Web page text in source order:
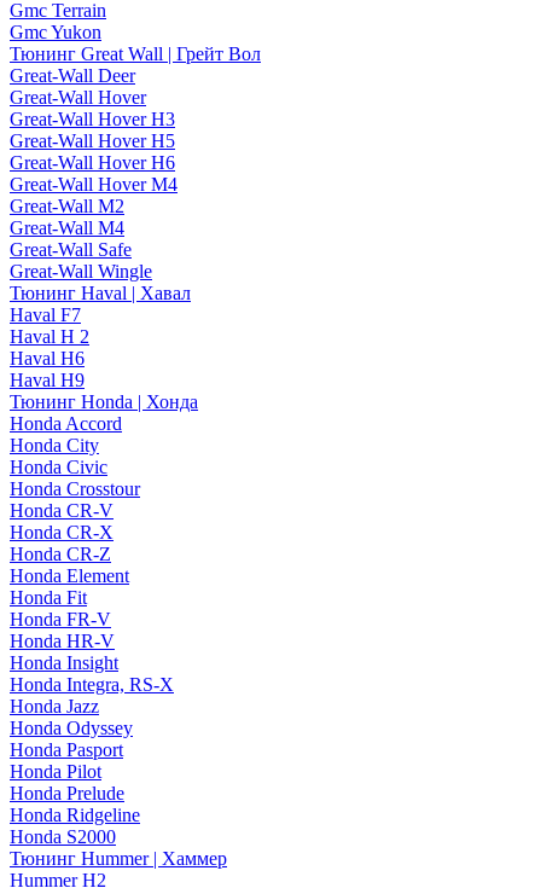
Gmc Terrain
Gmc Yukon
Тюнинг Great Wall | Грейт Вол
Great-Wall Deer
Great-Wall Hover
Great-Wall Hover H3
Great-Wall Hover H5
Great-Wall Hover H6
Great-Wall Hover M4
Great-Wall M2
Great-Wall M4
Great-Wall Safe
Great-Wall Wingle
Тюнинг Haval | Хавал
Haval F7
Haval H 2
Haval H6
Haval H9
Тюнинг Honda | Хонда
Honda Accord
Honda City
Honda Civic
Honda Crosstour
Honda CR-V
Honda CR-X
Honda CR-Z
Honda Element
Honda Fit
Honda FR-V
Honda HR-V
Honda Insight
Honda Integra, RS-X
Honda Jazz
Honda Odyssey
Honda Pasport
Honda Pilot
Honda Prelude
Honda Ridgeline
Honda S2000
Тюнинг Hummer | Хаммер
Hummer H2